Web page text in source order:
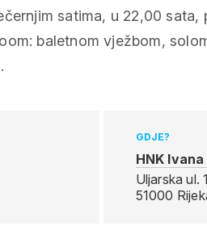
satima, u 22,00
baletnom vježbom,
GDJE?
HNK
Uljarska ul.
51000